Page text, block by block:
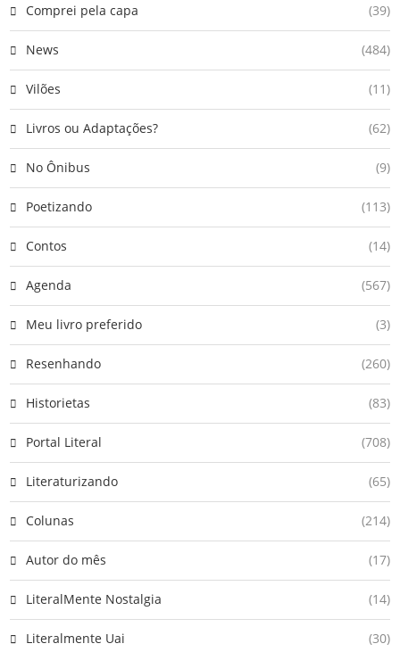
Comprei pela capa (39)
News (484)
Vilões (11)
Livros ou Adaptações? (62)
No Ônibus (9)
Poetizando (113)
Contos (14)
Agenda (567)
Meu livro preferido (3)
Resenhando (260)
Historietas (83)
Portal Literal (708)
Literaturizando (65)
Colunas (214)
Autor do mês (17)
LiteralMente Nostalgia (14)
Literalmente Uai (30)